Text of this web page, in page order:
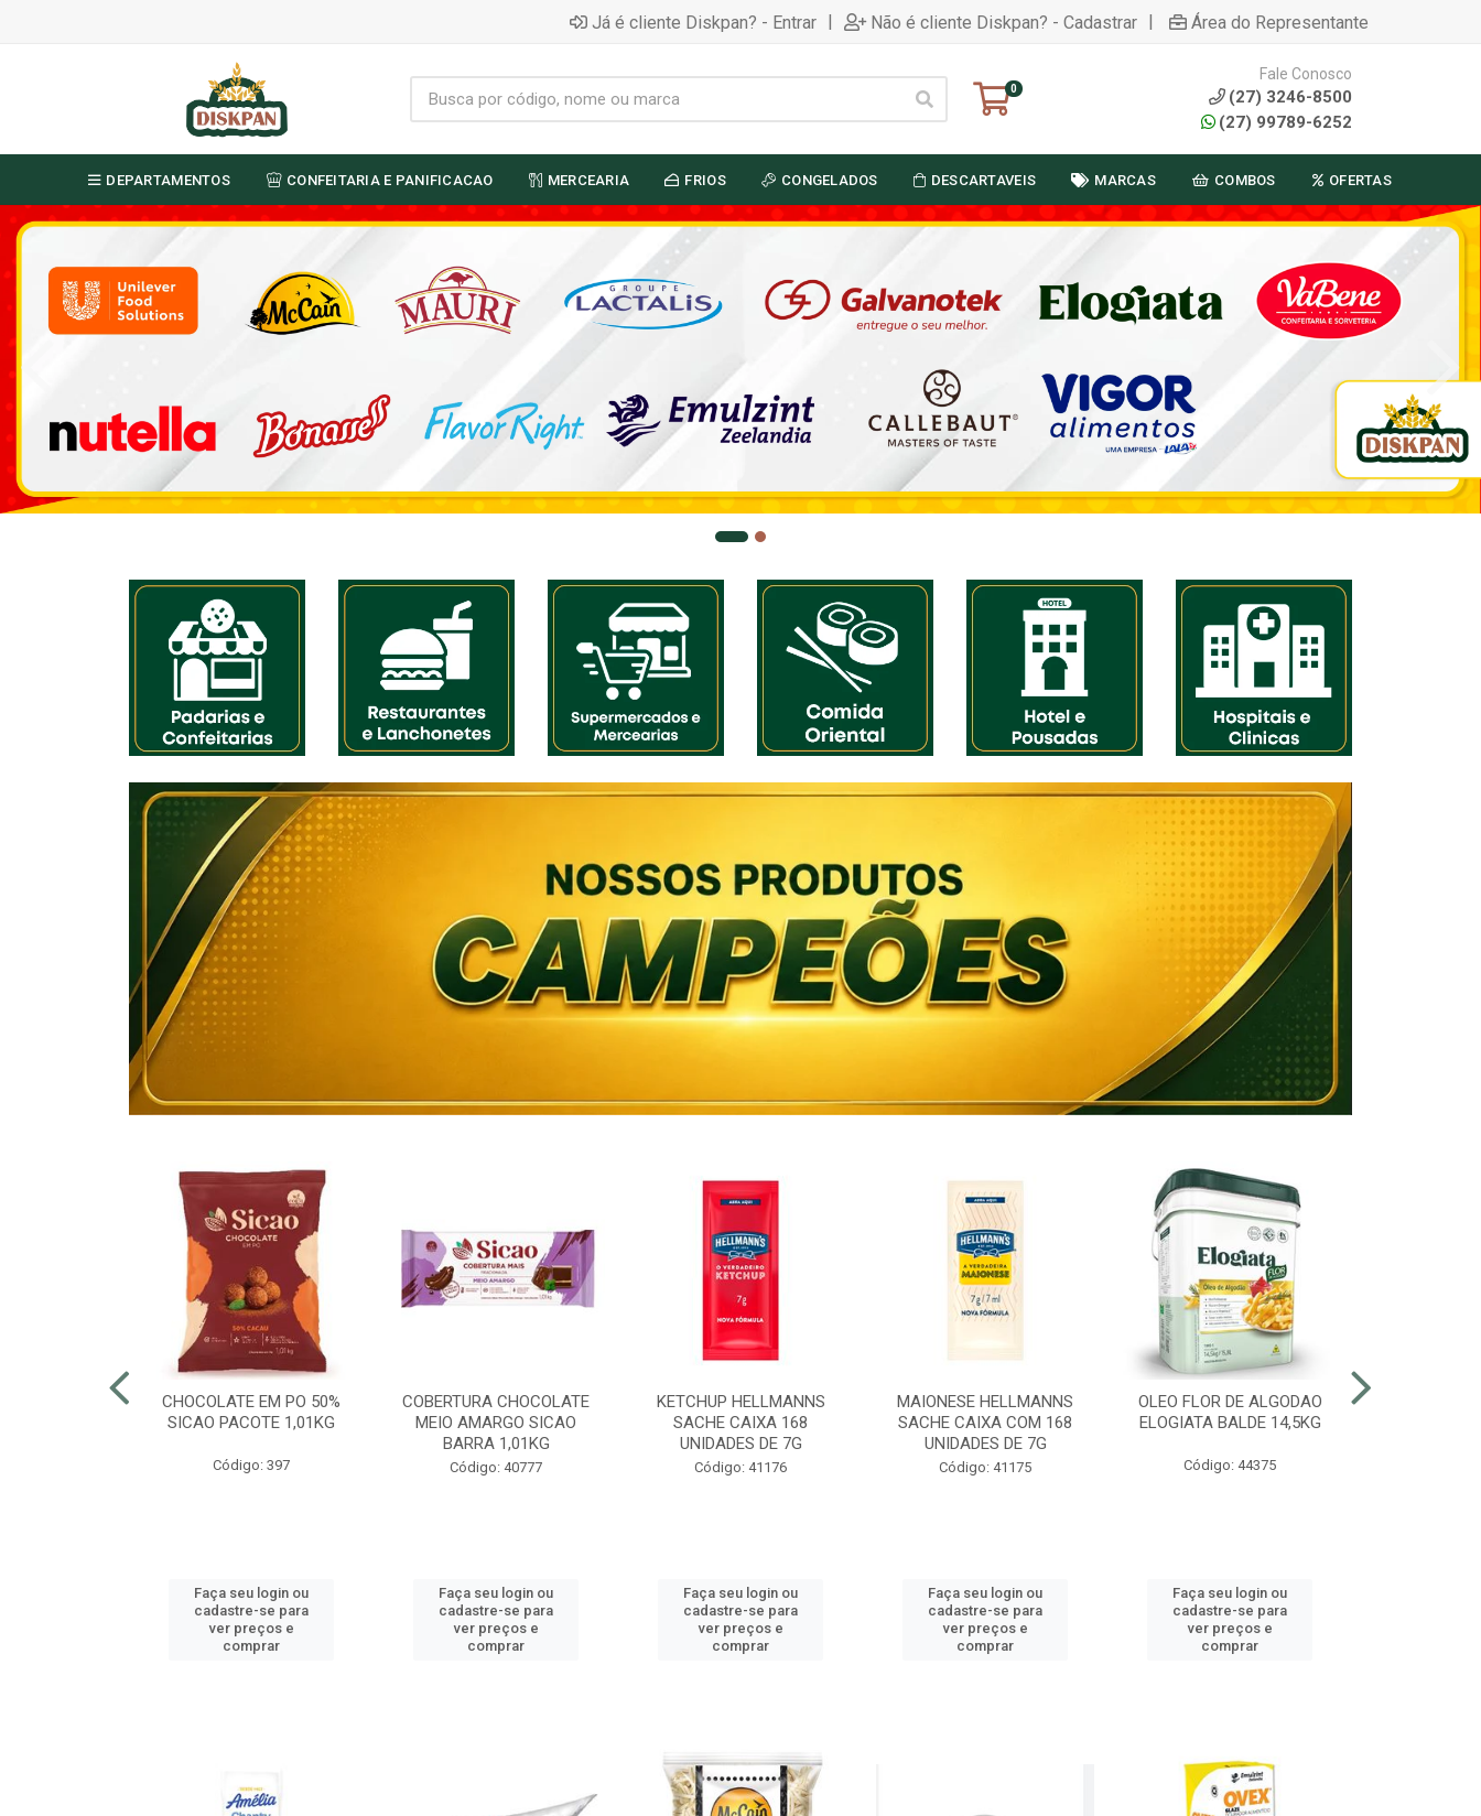
Já é cliente Diskpan? - Entrar | Não é cliente Diskpan? - Cadastrar | Área do Representante
0
Fale Conosco
(27) 3246-8500
(27) 99789-6252
DEPARTAMENTOS CONFEITARIA E PANIFICACAO MERCEARIA FRIOS CONGELADOS DESCARTAVEIS MARCAS COMBOS OFERTAS
CHOCOLATE EM PO 50%
SICAO PACOTE 1,01KG
Código: 397
Faça seu login ou
cadastre-se para
ver preços e
comprar
COBERTURA CHOCOLATE
MEIO AMARGO SICAO
BARRA 1,01KG
Código: 40777
Faça seu login ou
cadastre-se para
ver preços e
comprar
KETCHUP HELLMANNS
SACHE CAIXA 168
UNIDADES DE 7G
Código: 41176
Faça seu login ou
cadastre-se para
ver preços e
comprar
MAIONESE HELLMANNS
SACHE CAIXA COM 168
UNIDADES DE 7G
Código: 41175
Faça seu login ou
cadastre-se para
ver preços e
comprar
OLEO FLOR DE ALGODAO
ELOGIATA BALDE 14,5KG
Código: 44375
Faça seu login ou
cadastre-se para
ver preços e
comprar